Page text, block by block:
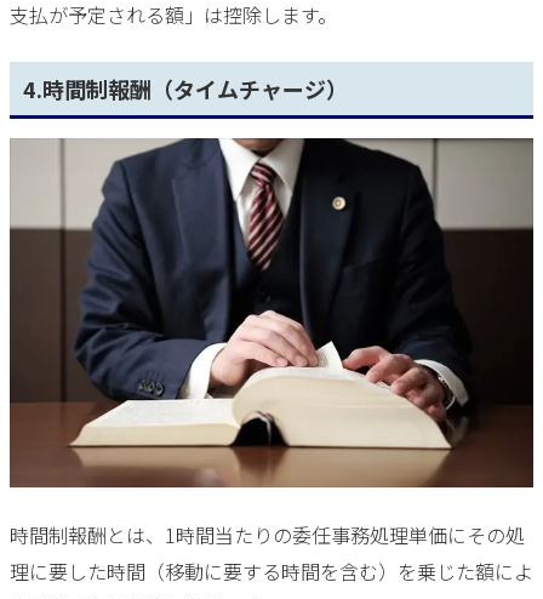
支払が予定される額」は控除します。
4.時間制報酬（タイムチャージ）
時間制報酬とは、1時間当たりの委任事務処理単価にその処
理に要した時間（移動に要する時間を含む）を乗じた額によ